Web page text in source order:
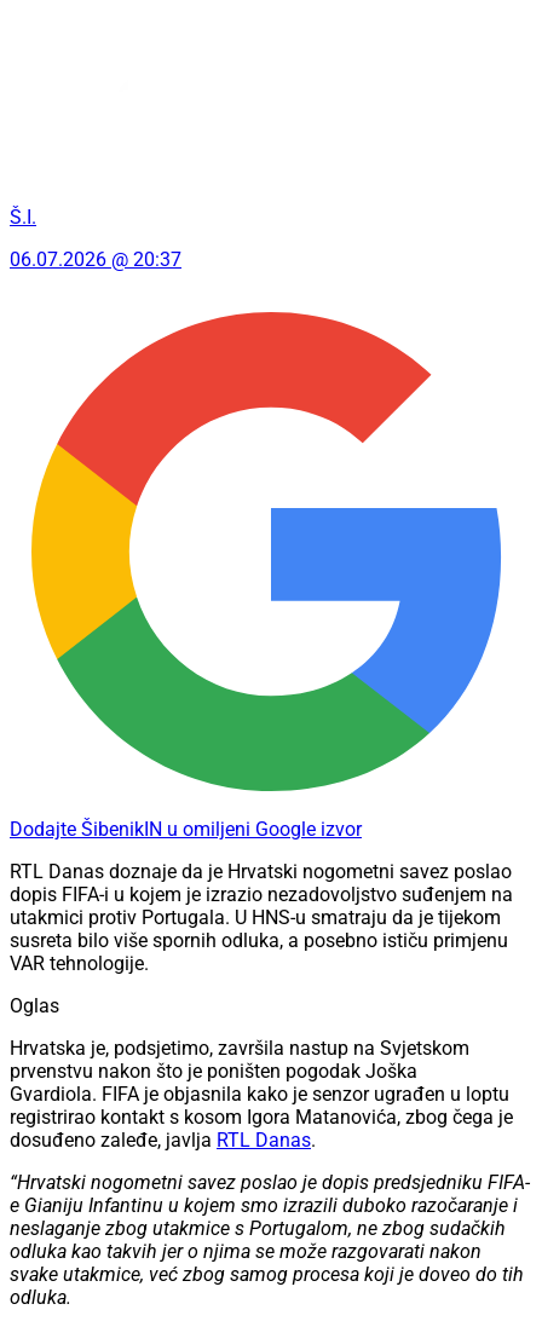
Š.I.
06.07.2026 @ 20:37
Dodajte ŠibenikIN u omiljeni Google izvor
RTL Danas doznaje da je Hrvatski nogometni savez poslao
dopis FIFA-i u kojem je izrazio nezadovoljstvo suđenjem na
utakmici protiv Portugala. U HNS-u smatraju da je tijekom
susreta bilo više spornih odluka, a posebno ističu primjenu
VAR tehnologije.
Oglas
Hrvatska je, podsjetimo, završila nastup na Svjetskom
prvenstvu nakon što je poništen pogodak Joška
Gvardiola. FIFA je objasnila kako je senzor ugrađen u loptu
registrirao kontakt s kosom Igora Matanovića, zbog čega je
dosuđeno zaleđe, javlja RTL Danas.
“Hrvatski nogometni savez poslao je dopis predsjedniku FIFA-
e Gianiju Infantinu u kojem smo izrazili duboko razočaranje i
neslaganje zbog utakmice s Portugalom, ne zbog sudačkih
odluka kao takvih jer o njima se može razgovarati nakon
svake utakmice, već zbog samog procesa koji je doveo do tih
odluka.